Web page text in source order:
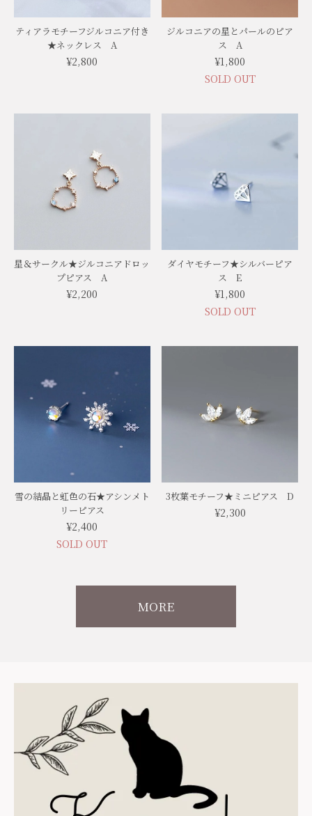
ティアラモチーフジルコニア付き
★ネックレス A
¥2,800
ジルコニアの星とパールのピア
ス A
¥1,800
SOLD OUT
星＆サークル★ジルコニアドロッ
プピアス A
¥2,200
ダイヤモチーフ★シルバーピア
ス E
¥1,800
SOLD OUT
雪の結晶と虹色の石★アシンメト
リーピアス
¥2,400
SOLD OUT
3枚葉モチーフ★ミニピアス D
¥2,300
MORE